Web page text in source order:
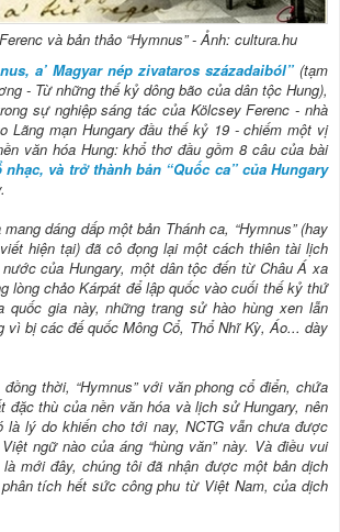
và bản thảo “Hymnus” - Ảnh: cultura.hu
a’ Magyar nép zivataros századaiból” (tạm
- Từ những thế kỷ dông bão của dân tộc Hung),
sự nghiệp sáng tác của Kölcsey Ferenc - nhà
Lãng mạn Hungary đầu thế kỷ 19 - chiếm một vị
văn hóa Hung: khổ thơ đầu gồm 8 câu của bài
và trở thành bản “Quốc ca” của Hungary
dáng dấp một bản Thánh ca, “Hymnus” (hay
viết hiện tại) đã cô đọng lại một cách thiên tài lịch
của Hungary, một dân tộc đến từ Châu Á xa
lòng chảo Kárpát để lập quốc vào cuối thế kỷ thứ
quốc gia này, những trang sử hào hùng xen lẫn
vì bị các đế quốc Mông Cổ, Thổ Nhĩ Kỳ, Áo... dày
thời, “Hymnus” với văn phong cổ điển, chứa
đặc thù của nền văn hóa và lịch sử Hungary, nên
là lý do khiến cho tới nay, NCTG vẫn chưa được
ngữ nào của áng “hùng văn” này. Và điều vui
mới đây, chúng tôi đã nhận được một bản dịch
tích hết sức công phu từ Việt Nam, của dịch